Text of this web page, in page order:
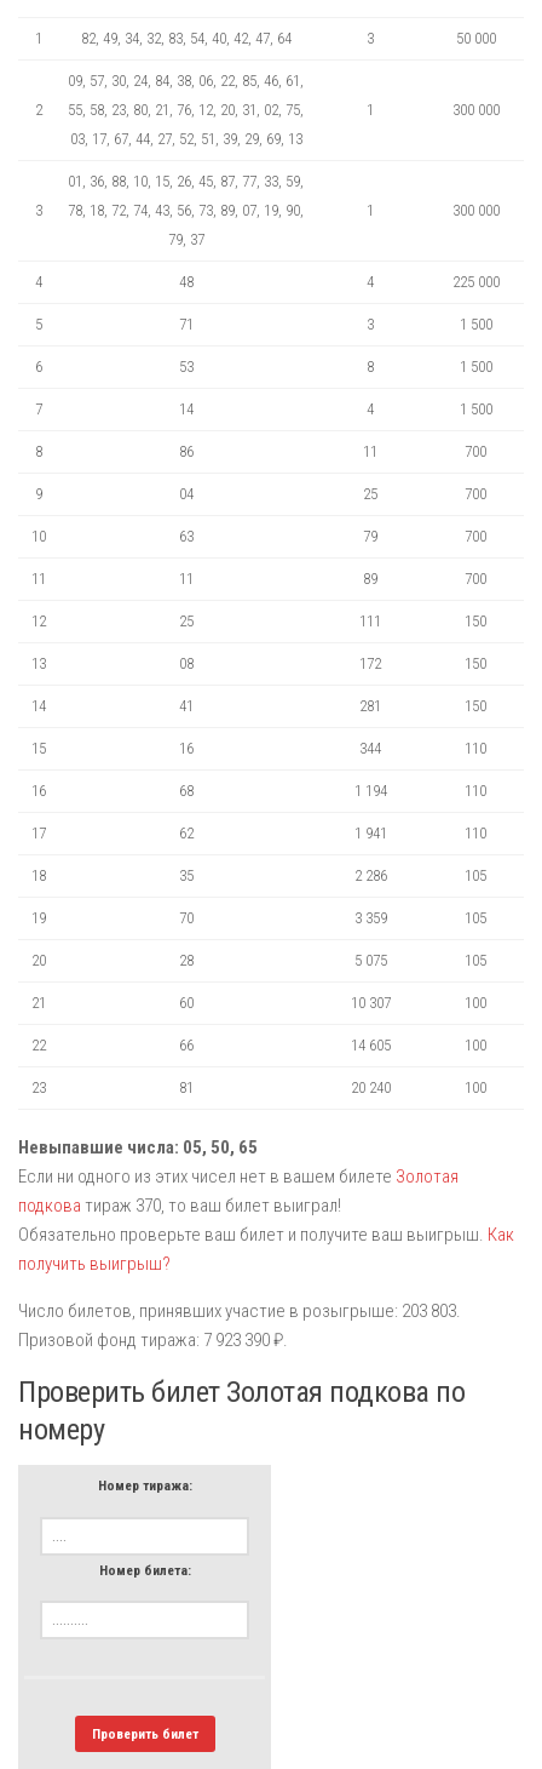
1 82, 49, 34, 32, 83, 54, 40, 42, 47, 64 3 50 000
2
09, 57, 30, 24, 84, 38, 06, 22, 85, 46, 61,
55, 58, 23, 80, 21, 76, 12, 20, 31, 02, 75,
03, 17, 67, 44, 27, 52, 51, 39, 29, 69, 13
1 300 000
3
01, 36, 88, 10, 15, 26, 45, 87, 77, 33, 59,
78, 18, 72, 74, 43, 56, 73, 89, 07, 19, 90,
79, 37
1 300 000
4 48 4 225 000
5 71 3 1 500
6 53 8 1 500
7 14 4 1 500
8 86 11 700
9 04 25 700
10 63 79 700
11 11 89 700
12 25 111 150
13 08 172 150
14 41 281 150
15 16 344 110
16 68 1 194 110
17 62 1 941 110
18 35 2 286 105
19 70 3 359 105
20 28 5 075 105
21 60 10 307 100
22 66 14 605 100
23 81 20 240 100
Невыпавшие числа: 05, 50, 65
Если ни одного из этих чисел нет в вашем билете Золотая
подкова тираж 370, то ваш билет выиграл!
Обязательно проверьте ваш билет и получите ваш выигрыш. Как
получить выигрыш?
Число билетов, принявших участие в розыгрыше: 203 803.
Призовой фонд тиража: 7 923 390 ₽.
Проверить билет Золотая подкова по
номеру
Номер тиража:
Номер билета:
Проверить билет